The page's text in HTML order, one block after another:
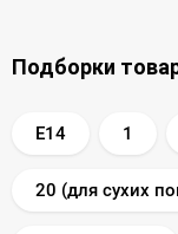
Подборки
E14 1
20 (для сухих